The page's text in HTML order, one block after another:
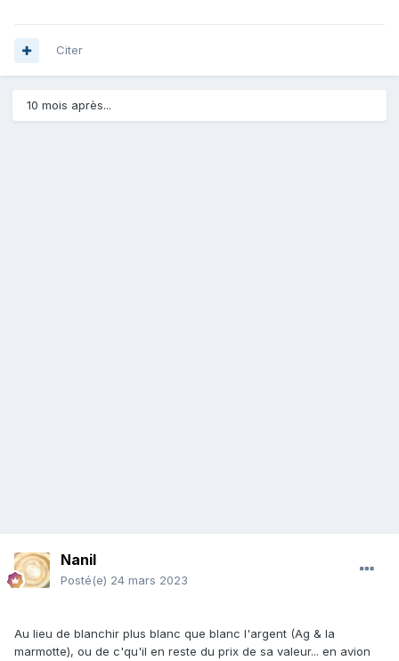
Citer
10 mois après...
Nanil
Posté(e) 24 mars 2023
Au lieu de blanchir plus blanc que blanc l'argent (Ag & la
marmotte), ou de c'qu'il en reste du prix de sa valeur... en avion